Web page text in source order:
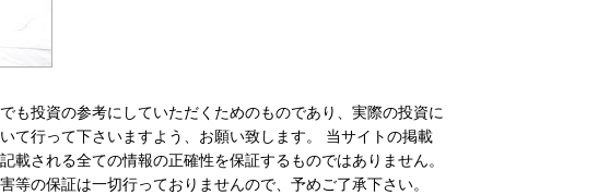
も投資の参考にしていただくためのものであり、実際の投資に
て行って下さいますよう、お願い致します。 当サイトの掲載
載される全ての情報の正確性を保証するものではありません。
等の保証は一切行っておりませんので、予めご了承下さい。